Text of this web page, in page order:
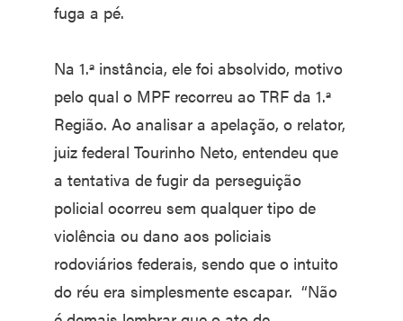
fuga a pé.
Na 1.ª instância, ele foi absolvido, motivo
pelo qual o MPF recorreu ao TRF da 1.ª
Região. Ao analisar a apelação, o relator,
juiz federal Tourinho Neto, entendeu que
a tentativa de fugir da perseguição
policial ocorreu sem qualquer tipo de
violência ou dano aos policiais
rodoviários federais, sendo que o intuito
do réu era simplesmente escapar. “Não